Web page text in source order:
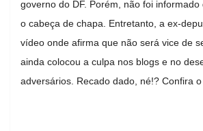
governo do DF. Porém, não foi informado
o cabeça de chapa. Entretanto, a ex-
vídeo onde afirma que não será vice de
ainda colocou a culpa nos blogs e no
adversários. Recado dado, né!? Confira o